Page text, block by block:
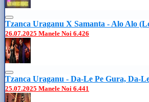
Tzanca Uraganu X Samanta - Alo Alo
26.07.2025 Manele Noi 6.426
Tzanca Uraganu - Da-Le Pe Gura, Da-
25.07.2025 Manele Noi 6.441